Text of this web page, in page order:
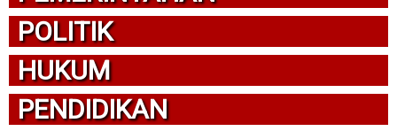
POLITIK
HUKUM
PENDIDIKAN